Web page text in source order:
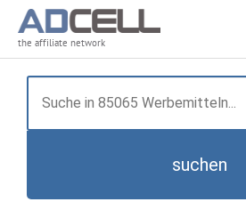
the affiliate network
suchen